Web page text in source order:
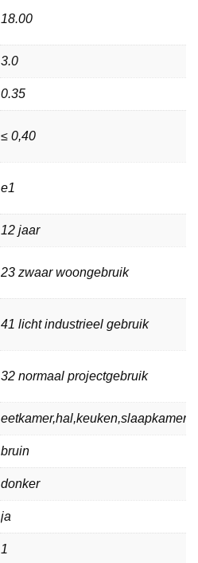
18.00
3.0
0.35
≤ 0,40
e1
12 jaar
23 zwaar woongebruik
41 licht industrieel gebruik
32 normaal projectgebruik
bruin
donker
ja
1